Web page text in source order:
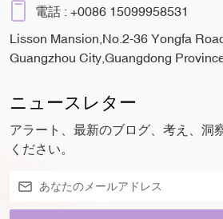
電話 : +0086 15099958531
Lisson Mansion,No.2-36 Yongfa
Guangzhou City,Guangdong
ニュースレター
アラート、最新のブログ、考え、洞
ください。